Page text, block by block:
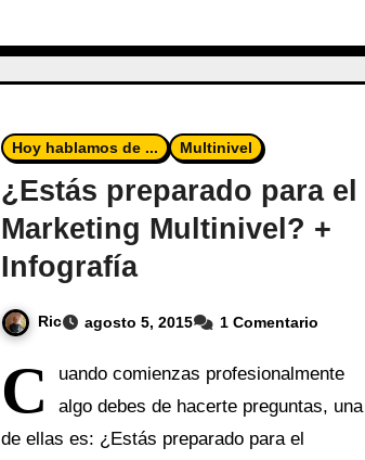
Hoy hablamos de ... Multinivel
¿Estás preparado para el
Marketing Multinivel? +
Infografía
Ric agosto 5, 2015 1 Comentario
C
uando comienzas profesionalmente
algo debes de hacerte preguntas, una
de ellas es: ¿Estás preparado para el